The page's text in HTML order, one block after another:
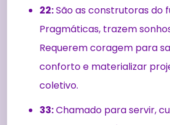
22:São as construtoras do
Pragmáticas, trazem
Requerem coragem para
conforto e materializar
coletivo.
33:Chamado para servir,